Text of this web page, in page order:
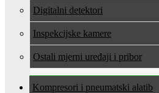
Digitalni detektori
Inspekcijske kamere
Ostali mjerni uređaji i pribor
Kompresori i pneumatski alati